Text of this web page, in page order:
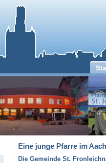
Eine junge Pfarre im
Die Gemeinde St.